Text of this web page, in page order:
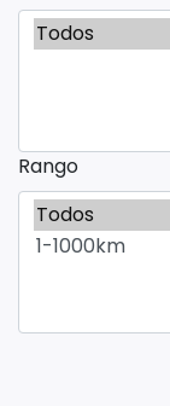
Rango